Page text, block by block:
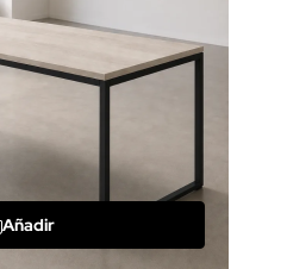
Añadir